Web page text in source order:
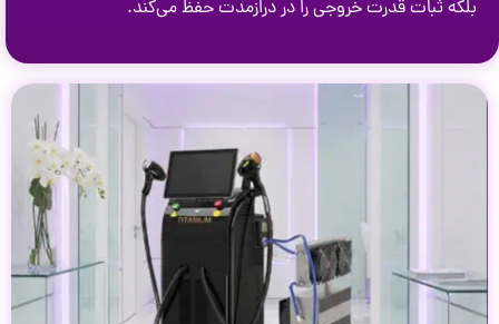
بلکه ثبات قدرت خروجی را در درازمدت حفظ می‌کند.